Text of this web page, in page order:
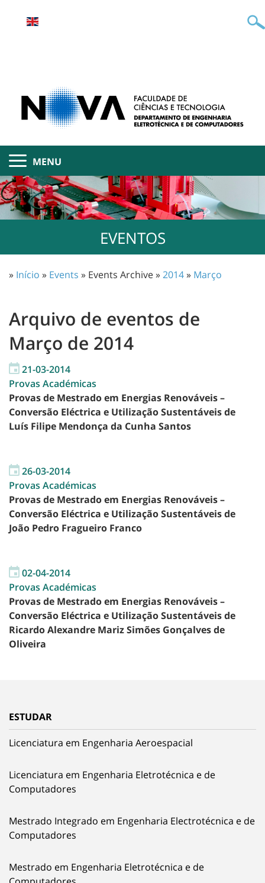
MENU
EVENTOS
» Início » Events » Events Archive »2014» Março
Arquivo de eventos de
Março de 2014
21-03-2014
Provas Académicas
Provas de Mestrado em Energias Renováveis –
Conversão Eléctrica e Utilização Sustentáveis de
Luís Filipe Mendonça da Cunha Santos
26-03-2014
Provas Académicas
Provas de Mestrado em Energias Renováveis –
Conversão Eléctrica e Utilização Sustentáveis de
João Pedro Fragueiro Franco
02-04-2014
Provas Académicas
Provas de Mestrado em Energias Renováveis –
Conversão Eléctrica e Utilização Sustentáveis de
Ricardo Alexandre Mariz Simões Gonçalves de
Oliveira
ESTUDAR
Licenciatura em Engenharia Aeroespacial
Licenciatura em Engenharia Eletrotécnica e de
Computadores
Mestrado Integrado em Engenharia Electrotécnica e de
Computadores
Mestrado em Engenharia Eletrotécnica e de